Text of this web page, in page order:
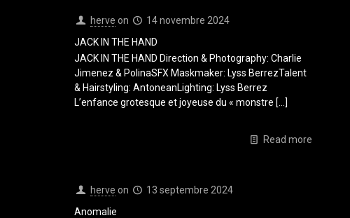
herve on
14 novembre 2024
JACK IN THE HAND
JACK IN THE HAND Direction & Photography: Charlie
Jimenez & PolinaSFX Maskmaker: Lyss BerrezTalent
& Hairstyling: AntoneanLighting: Lyss Berrez
L’enfance grotesque et joyeuse du « monstre […]
Read more
herve on
13 septembre 2024
Anomalie